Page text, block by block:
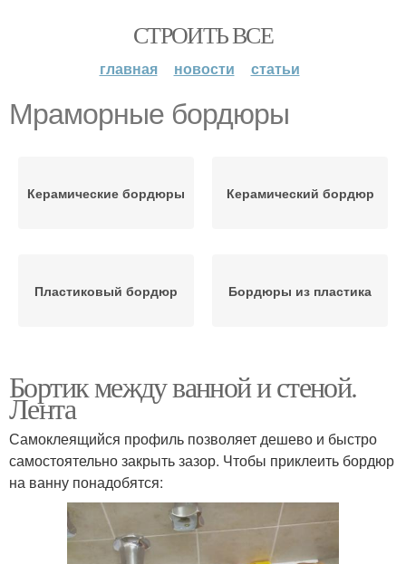
СТРОИТЬ ВСЕ
главная новости статьи
Мраморные бордюры
Керамические бордюры Керамический бордюр
Пластиковый бордюр Бордюры из пластика
Бортик между ванной и стеной.
Лента
Самоклеящийся профиль позволяет дешево и быстро
самостоятельно закрыть зазор. Чтобы приклеить бордюр
на ванну понадобятся: